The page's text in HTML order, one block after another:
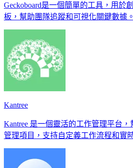
Geckoboard是一個簡單的工具，用於
板，幫助團隊追蹤和可視化關鍵數據。
Kantree
Kantree 是一個靈活的工作管理平台
管理項目，支持自定義工作流程和實